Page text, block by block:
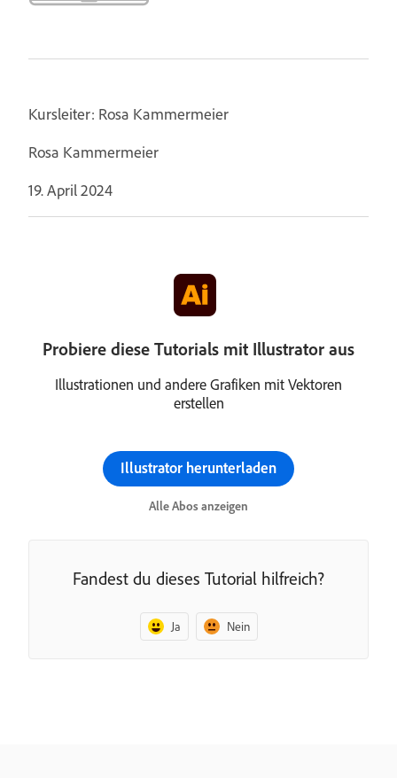
Kursleiter: Rosa Kammermeier
Rosa Kammermeier
19. April 2024
Probiere diese Tutorials mit Illustrator aus
Illustrationen und andere Grafiken mit Vektoren
erstellen
Illustrator herunterladen
Alle Abos anzeigen
Fandest du dieses Tutorial hilfreich?
Ja Nein